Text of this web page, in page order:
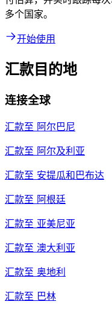
多个国家。
开始使用
汇款目的地
连接全球
汇款至 阿尔巴尼
汇款至 阿尔及利亚
汇款至 安提瓜和巴布达
汇款至 阿根廷
汇款至 亚美尼亚
汇款至 澳大利亚
汇款至 奥地利
汇款至 巴林